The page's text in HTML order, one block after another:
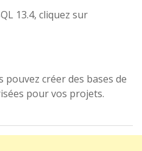
13.4, cliquez sur
pouvez créer des bases de
pour vos projets.